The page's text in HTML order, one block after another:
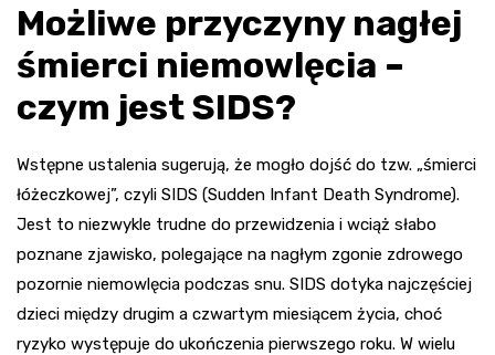
Możliwe przyczyny nagłej
śmierci niemowlęcia –
czym jest SIDS?
Wstępne ustalenia sugerują, że mogło dojść do tzw. „śmierci
łóżeczkowej”, czyli SIDS (Sudden Infant Death Syndrome).
Jest to niezwykle trudne do przewidzenia i wciąż słabo
poznane zjawisko, polegające na nagłym zgonie zdrowego
pozornie niemowlęcia podczas snu. SIDS dotyka najczęściej
dzieci między drugim a czwartym miesiącem życia, choć
ryzyko występuje do ukończenia pierwszego roku. W wielu